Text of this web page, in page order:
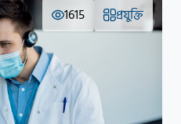
1615 প্রযুক্তি